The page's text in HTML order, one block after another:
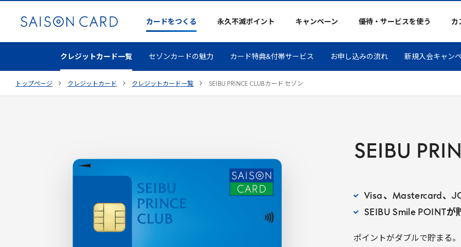
カードをつくる 永久不滅ポイント キャンペーン 優待・サービスを使う カ
クレジットカード一覧 セゾンカードの魅力 カード特典&付帯サービス お申し込みの流れ 新規入会キャン
トップページ クレジットカード クレジットカード一覧 SEIBU PRINCE CLUBカード セゾン
SEIBU
Visa 、 Mastercard 、
SEIBU Smile POINT が
ポイントがダブルで貯まる。